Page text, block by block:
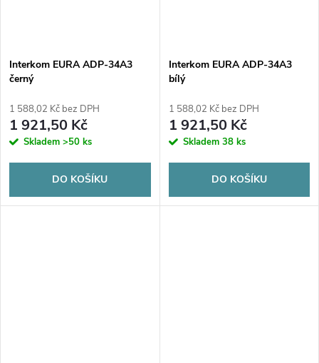
Interkom EURA ADP-34A3
černý
1 588,02 Kč bez DPH
1 921,50 Kč
Skladem >50 ks
DO KOŠÍKU
Interkom EURA ADP-34A3
bílý
1 588,02 Kč bez DPH
1 921,50 Kč
Skladem 38 ks
DO KOŠÍKU